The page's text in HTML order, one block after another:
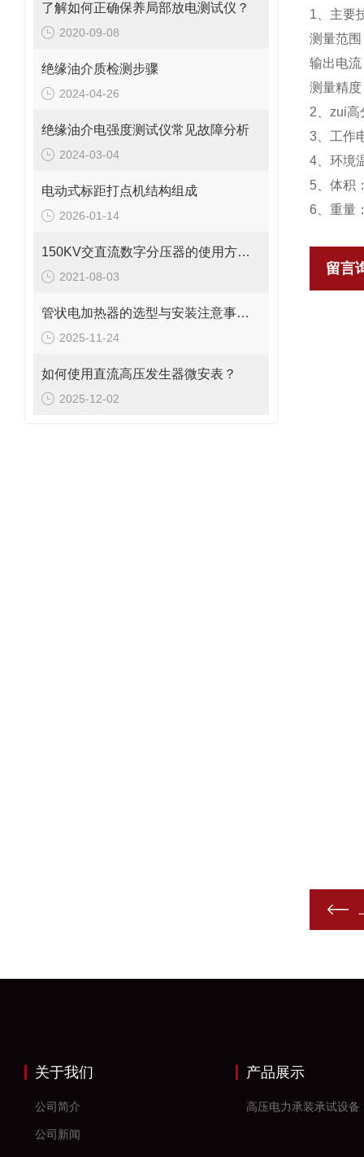
了解如何正确保养局部放电测试仪？
2020-09-08
绝缘油介质检测步骤
2024-04-26
绝缘油介电强度测试仪常见故障分析
2024-03-04
电动式标距打点机结构组成
2026-01-14
150KV交直流数字分压器的使用方法及注意事项
2021-08-03
管状电加热器的选型与安装注意事项说明
2025-11-24
如何使用直流高压发生器微安表？
2025-12-02
1、主要
测量范
输出电
测量精
2、zui
3、工作
4、环境
5、体积
6、重量
留言
关于我们
公司简介
公司新闻
产品展示
高压电力承装承试设备